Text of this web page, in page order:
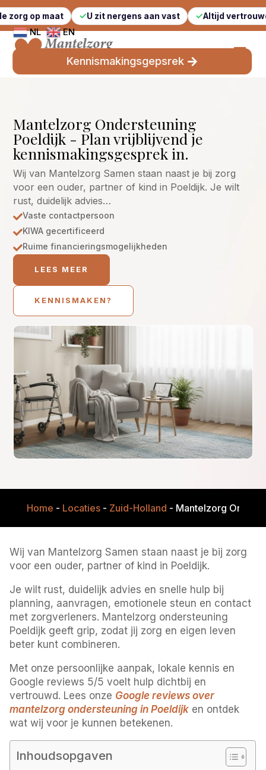
U zit nergens aan vast Altijd vertrouwde
NL EN
Kennismakingsgepsrek
Mantelzorg Ondersteuning
Poeldijk - Plan vrijblijvend je
kennismakingsgesprek in.
Wij van Mantelzorg Samen staan naast je bij zorg
voor een ouder, partner of kind in Poeldijk. Je wilt
rust, duidelijk advies…
Vaste contactpersoon
KIWA gecertificeerd
Ruime financieringsmogelijkheden
LEES MEER
KENNISMAKEN?
Home - Locaties- Zuid-Holland - Mantelzorg
Wij van Mantelzorg Samen staan naast je bij zorg
voor een ouder, partner of kind in Poeldijk.
Je wilt rust, duidelijk advies en snelle hulp bij
planning, aanvragen, emotionele steun en contact
met zorgverleners. Mantelzorg ondersteuning
Poeldijk geeft grip, zodat jij zorg en eigen leven
beter kunt combineren.
Met onze persoonlijke aanpak, lokale kennis en
Google reviews 5/5 voelt hulp dichtbij en
vertrouwd. Lees onze Google reviews over
mantelzorg ondersteuning in Poeldijk en ontdek
wat wij voor je kunnen betekenen.
Inhoudsopgaven